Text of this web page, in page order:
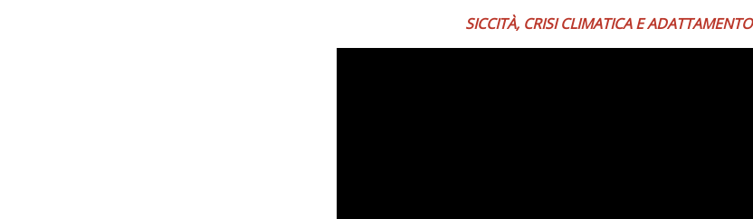
SICCITÀ, CRISI CLIMATICA E ADATTAMENTO